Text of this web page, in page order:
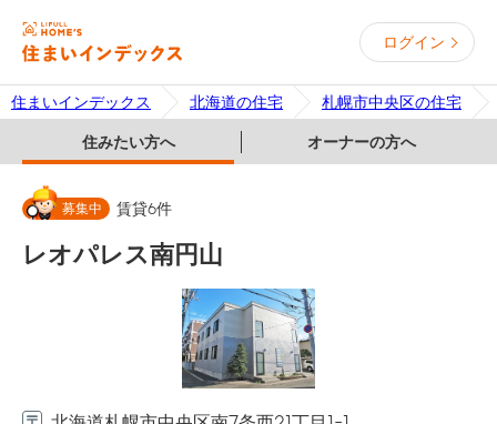
ログイン
住まいインデックス 北海道の住宅 札幌市中央区の住宅
住みたい方へ オーナーの方へ
募集中 賃貸6件
レオパレス南円山